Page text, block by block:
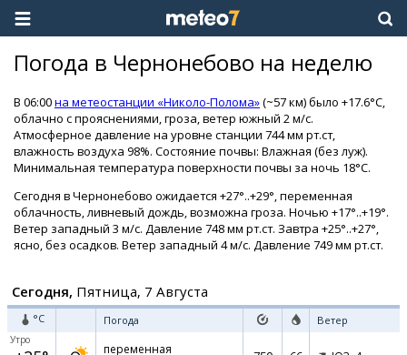
Погода в Чернонебово на неделю
В 06:00на метеостанции «Николо-Полома»(~57 км) было +17.6°C,
облачно с прояснениями, гроза, ветер южный 2 м/с.
Атмосферное давление на уровне станции 744 мм рт.ст,
влажность воздуха 98%. Состояние почвы: Влажная (без луж).
Минимальная температура поверхности почвы за ночь 18°C.
Сегодня в Чернонебово ожидается +27°..+29°, переменная
облачность, ливневый дождь, возможна гроза. Ночью +17°..+19°.
Ветер западный 3 м/с. Давление 748 мм рт.ст. Завтра +25°..+27°,
ясно, без осадков. Ветер западный 4 м/с. Давление 749 мм рт.ст.
Сегодня, Пятница, 7 Августа
°C Погода Ветер
Утро
переменная